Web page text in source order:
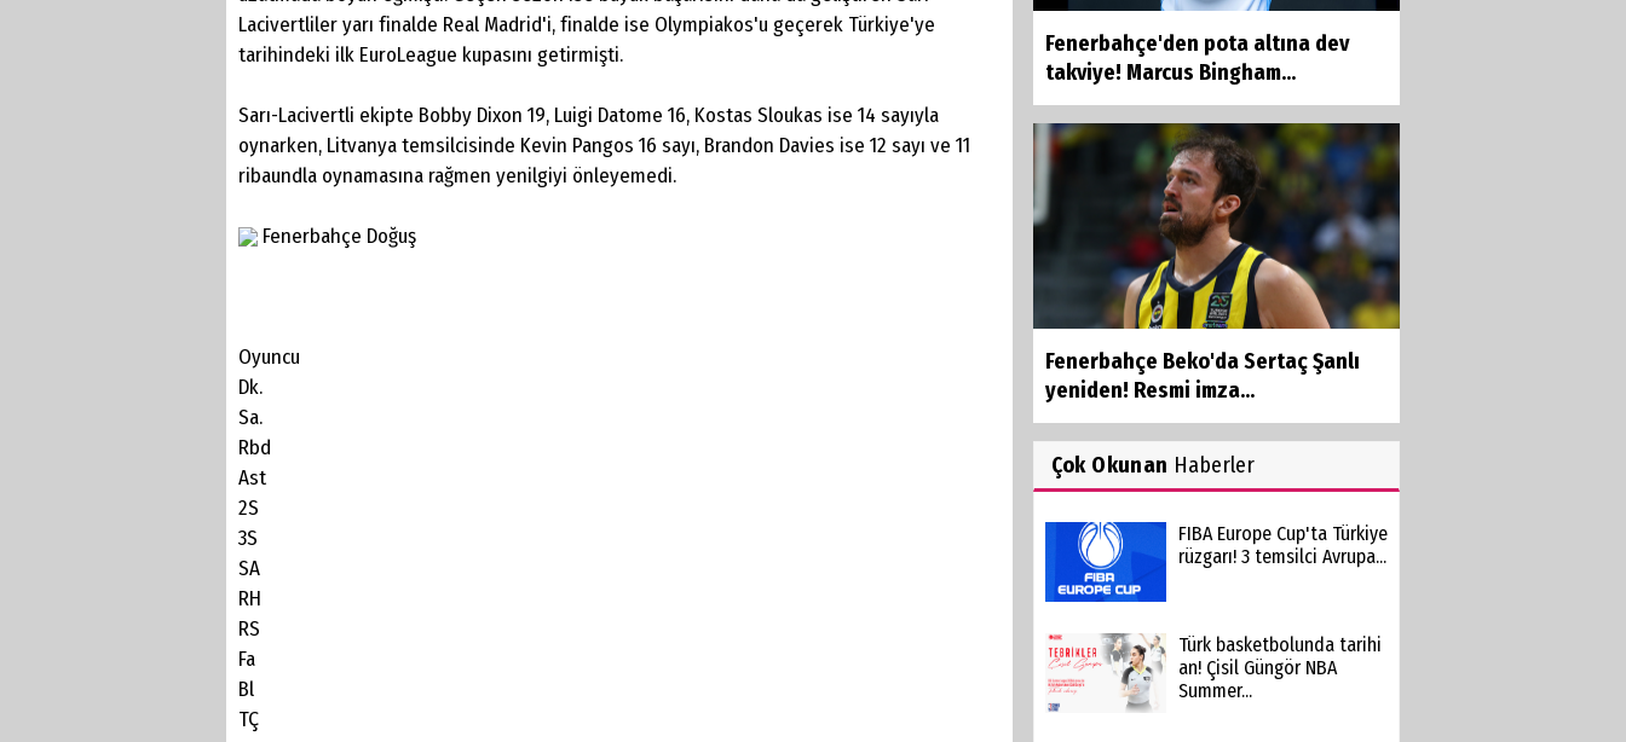
Lacivertliler yarı finalde Real Madrid'i, finalde ise Olympiakos'u geçerek Türkiye'ye
tarihindeki ilk EuroLeague kupasını getirmişti.
Sarı-Lacivertli ekipte Bobby Dixon 19, Luigi Datome 16, Kostas Sloukas ise 14 sayıyla
oynarken, Litvanya temsilcisinde Kevin Pangos 16 sayı, Brandon Davies ise 12 sayı ve 11
ribaundla oynamasına rağmen yenilgiyi önleyemedi.
Fenerbahçe Doğuş
Oyuncu
Dk.
Sa.
Rbd
Ast
2S
3S
SA
RH
RS
Fa
Bl
TÇ
Fenerbahçe'den pota altına dev
takviye! Marcus Bingham...
Fenerbahçe Beko'da Sertaç Şanlı
yeniden! Resmi imza...
Çok Okunan Haberler
FIBA Europe Cup'ta Türkiye
rüzgarı! 3 temsilci Avrupa...
Türk basketbolunda tarihi
an! Çisil Güngör NBA
Summer...